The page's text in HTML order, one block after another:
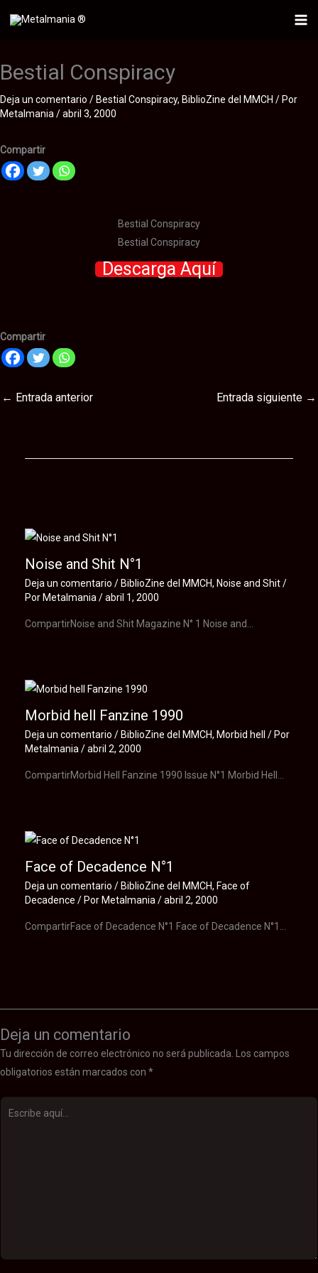
Bestial Conspiracy
Deja un comentario / Bestial Conspiracy, BiblioZine del MMCH / Por
Metalmania /abril 3, 2000
Compartir
Bestial Conspiracy
Bestial Conspiracy
Descarga Aquí
Compartir
← Entrada anterior Entrada siguiente →
Noise and Shit N°1
Deja un comentario / BiblioZine del MMCH, Noise and Shit/
Por Metalmania /abril 1, 2000
CompartirNoise and Shit Magazine N° 1 Noise and…
Morbid hell Fanzine 1990
Deja un comentario / BiblioZine del MMCH, Morbid hell
/ Por
Metalmania /abril 2, 2000
CompartirMorbid Hell Fanzine 1990 Issue N°1 Morbid Hell…
Face of Decadence N°1
Deja un comentario / BiblioZine del MMCH, Face of
Decadence / Por Metalmania/abril 2, 2000
CompartirFace of Decadence N°1 Face of Decadence N°1…
Deja un comentario
Tu dirección de correo electrónico no será publicada.
Los campos
obligatorios están marcados con *